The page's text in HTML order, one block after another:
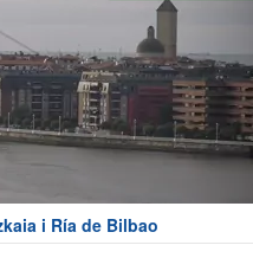
i Ría de Bilbao